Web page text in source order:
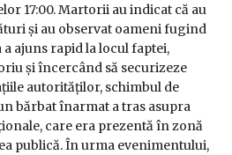
17:00. Martorii au indicat că au
și au observat oameni fugind
ajuns rapid la locul faptei,
și încercând să securizeze
autorităților, schimbul de
bărbat înarmat a tras asupra
care era prezentă în zonă
publică. În urma evenimentului,